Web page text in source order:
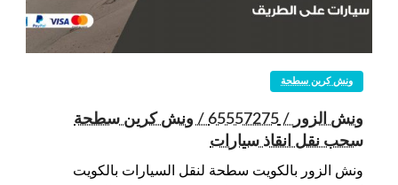
ونش كرين سطحة
ونش الزور / 65557275 / ونش كرين سطحة
سحب نقل انقاذ سيارات
ونش الزور بالكويت سطحة لنقل السيارات بالكويت